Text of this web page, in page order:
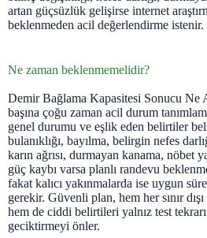
artan güçsüzlük gelişirse internet
beklenmeden acil değerlendirme istenir.
Ne zaman beklenmemelidir?
Demir Bağlama Kapasitesi Sonucu Ne
başına çoğu zaman acil durum
genel durumu ve eşlik eden belirtiler
bulanıklığı, bayılma, belirgin nefes
karın ağrısı, durmayan kanama, nöbet
güç kaybı varsa planlı randevu
fakat kalıcı yakınmalarda ise uygun
gerekir. Güvenli plan, hem her sınır
hem de ciddi belirtileri yalnız test
geciktirmeyi önler.